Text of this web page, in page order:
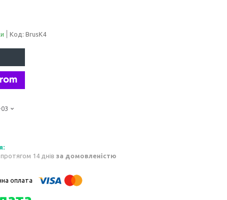
Код: BrusK4
14 днів за домовленістю